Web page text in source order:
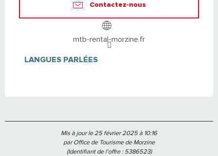
Contactez-nous
mtb-rental-morzine.fr
LANGUES PARLÉES
LANGUES PARLÉES
Mis à jour le 25 février 2025 à 10:16
par Office de Tourisme de Morzine
(Identifiant de l'offre :5386523)